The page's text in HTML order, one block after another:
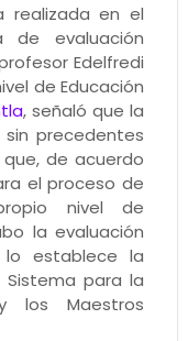
realizada en el
evaluación
Edelfredi
de Educación
, señaló que la
precedentes
de acuerdo
el proceso de
nivel de
la evaluación
establece la
para la
los Maestros